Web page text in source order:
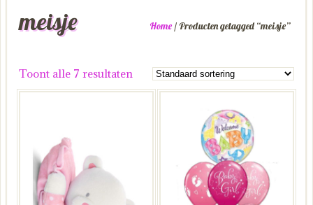
Home / Producten getagged “meisje”
meisje
Toont alle 7 resultaten